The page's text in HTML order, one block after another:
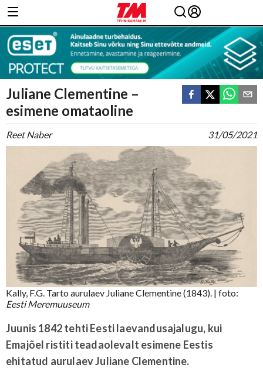
Juliane Clementine –
esimene omataoline
Reet Naber 31/05/2021
Kally, F.G. Tarto aurulaev Juliane Clementine (1843). | foto:
Eesti Meremuuseum
Juunis 1842 tehti Eesti laevandusajalugu, kui
Emajõel ristiti teadaolevalt esimene Eestis
ehitatud aurulaev Juliane Clementine.